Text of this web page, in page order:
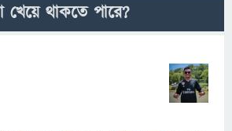
থাকতে পারে?